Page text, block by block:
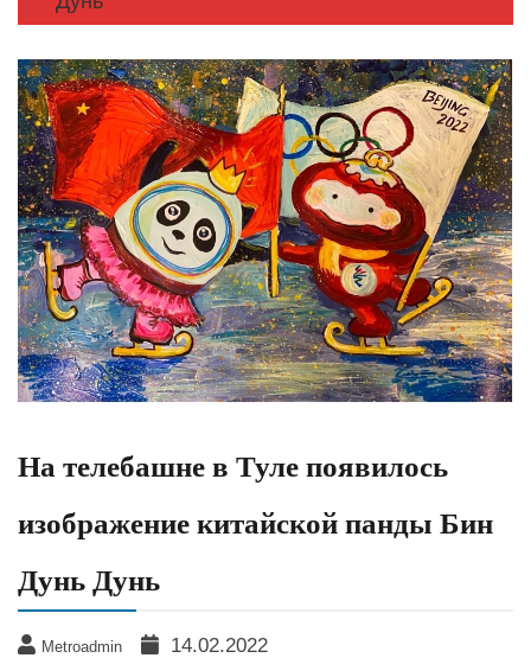
На телебашне в Туле появилось
изображение китайской панды Бин
Дунь Дунь
Metroadmin 14.02.2022